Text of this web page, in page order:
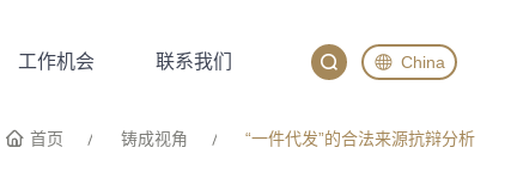
工作机会
联系我们
China
English
首页 铸成视角 “一件代发”的合法来源抗辩分析